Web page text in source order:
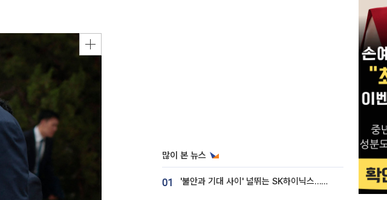
많이 본 뉴스
01 '불안과 기대 사이' 널뛰는 SK하이닉스…증권가 "HBM4·LTA 기반 펀터멘털 견고"